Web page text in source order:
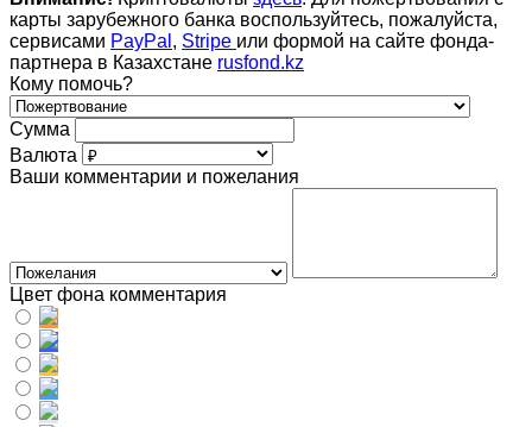
карты зарубежного банка воспользуйтесь, пожалуйста,
сервисами PayPal , Stripe или формой на сайте фонда-
партнера в Казахстане rusfond.kz
Кому помочь?
Сумма
Валюта
Ваши комментарии и пожелания
Цвет фона комментария